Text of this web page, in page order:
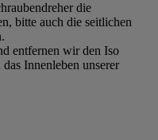
die
bitte auch die seitlichen
entfernen wir den Iso
Innenleben unserer